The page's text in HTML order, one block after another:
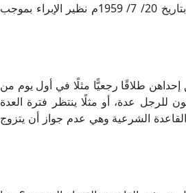
طلبت بلدية إسنا بيان تاريخ انتهاء مدة عدة امرأة مطلقة من زوجها بتاريخ 20/ 7/ 1959م نظير الإبراء بموجب
إحداهن طلاقًا رجعيًّا مثلًا في أول يوم من
للرجل عدة، أو مثلًا ينتظر فترة العدة
الشرعية وهي عدم جواز أن يتزوج